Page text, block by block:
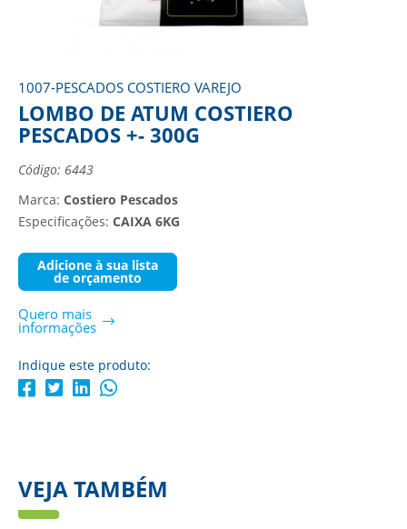
1007-PESCADOS COSTIERO VAREJO
LOMBO DE ATUM COSTIERO
PESCADOS +- 300G
Código: 6443
Marca: Costiero Pescados
Especificações: CAIXA 6KG
Adicione à sua lista
de orçamento
Quero mais
informações
Indique este produto:
VEJA TAMBÉM